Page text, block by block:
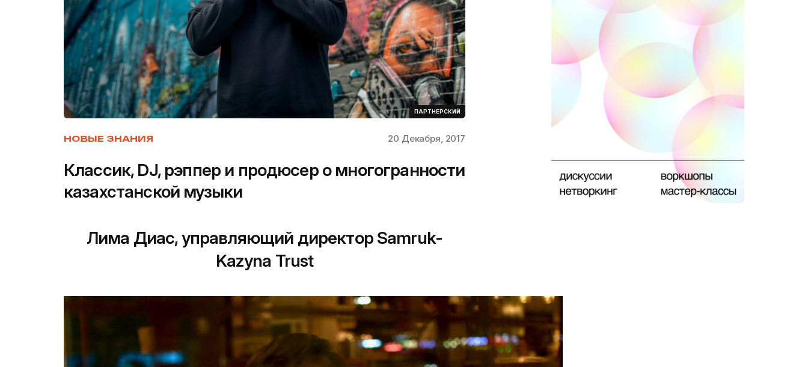
ПАРТНЕРСКИЙ
НОВЫЕ ЗНАНИЯ 20 Декабря, 2017
Классик, DJ, рэппер и продюсер о многогранности
казахстанской музыки
Лима Диас, управляющий директор Samruk-
Kazyna Trust